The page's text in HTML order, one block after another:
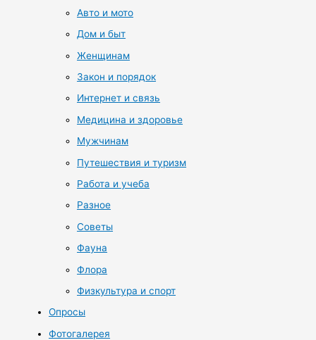
Авто и мото
Дом и быт
Женщинам
Закон и порядок
Интернет и связь
Медицина и здоровье
Мужчинам
Путешествия и туризм
Работа и учеба
Разное
Советы
Фауна
Флора
Физкультура и спорт
Опросы
Фотогалерея